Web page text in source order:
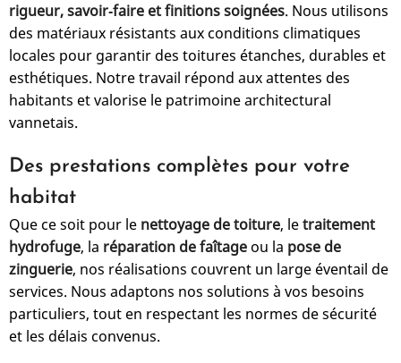
rigueur, savoir‑faire et finitions soignées. Nous utilisons
des matériaux résistants aux conditions climatiques
locales pour garantir des toitures étanches, durables et
esthétiques. Notre travail répond aux attentes des
habitants et valorise le patrimoine architectural
vannetais.
Des prestations complètes pour votre
habitat
Que ce soit pour le nettoyage de toiture, letraitement
hydrofuge, la réparation de faîtage ou la pose de
zinguerie, nos réalisations couvrent un large éventail de
services. Nous adaptons nos solutions à vos besoins
particuliers, tout en respectant les normes de sécurité
et les délais convenus.